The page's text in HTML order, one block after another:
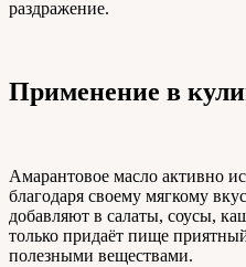
раздражение.
Применение в
Амарантовое масло активно
благодаря своему мягкому
добавляют в салаты, соусы,
только придаёт пище
полезными веществами.